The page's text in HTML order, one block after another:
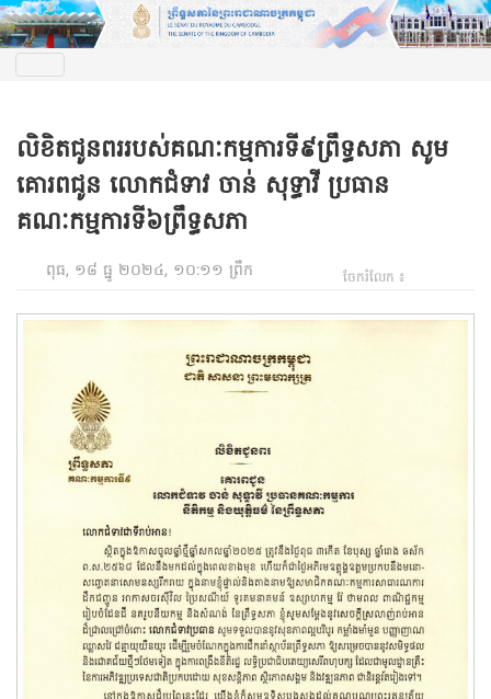
លិខិតជូនពររបស់គណៈកម្មការទី៩ព្រឹទ្ធសភា សូម
គោរពជូន លោកជំទាវ ចាន់ សុទ្ធាវី ប្រធាន
គណៈកម្មការទី៦ព្រឹទ្ធសភា
ពុធ, ១៨ ធ្នូ ២០២៤, ១០:១១ ព្រឹក ចែករំលែក ៖